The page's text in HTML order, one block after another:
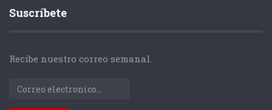
Suscríbete
Recibe nuestro correo semanal.